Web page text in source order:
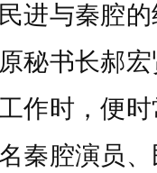
与秦腔的
秘书长郝
作时，便
秦腔演员